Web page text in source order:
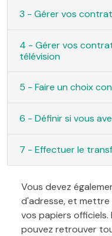
3 - Gérer vos
4 - Gérer vos
télévision
5 - Faire un choix
6 - Définir si vous
7 - Effectuer le
Vous devez
d'adresse, et
vos papiers officiels.
pouvez retrouver